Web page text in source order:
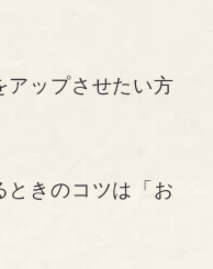
アップさせたい方
ときのコツは「お